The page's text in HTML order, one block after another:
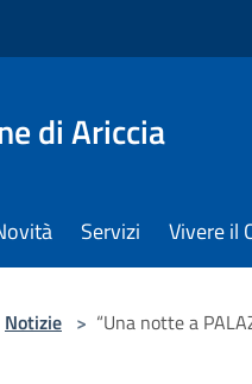
di Ariccia
Servizi Vivere il
Notizie > “Una notte a